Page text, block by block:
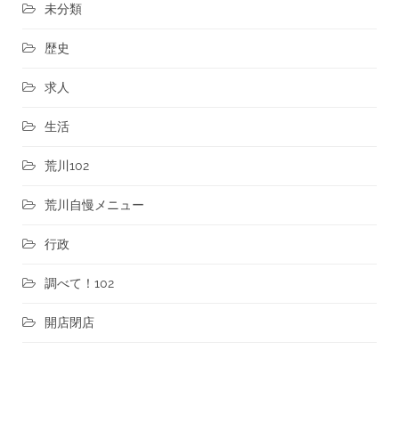
未分類
歴史
求人
生活
荒川102
荒川自慢メニュー
行政
調べて！102
開店閉店